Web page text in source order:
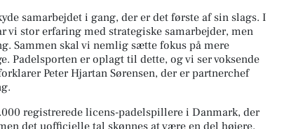
samarbejdet i gang, der er det første af sin slags. I
vi stor erfaring med strategiske samarbejder, men
Sammen skal vi nemlig sætte fokus på mere
Padelsporten er oplagt til dette, og vi ser voksende
Peter Hjartan Sørensen, der er partnerchef
registrerede licens-padelspillere i Danmark, der
det uofficielle tal skønnes at være en del højere.